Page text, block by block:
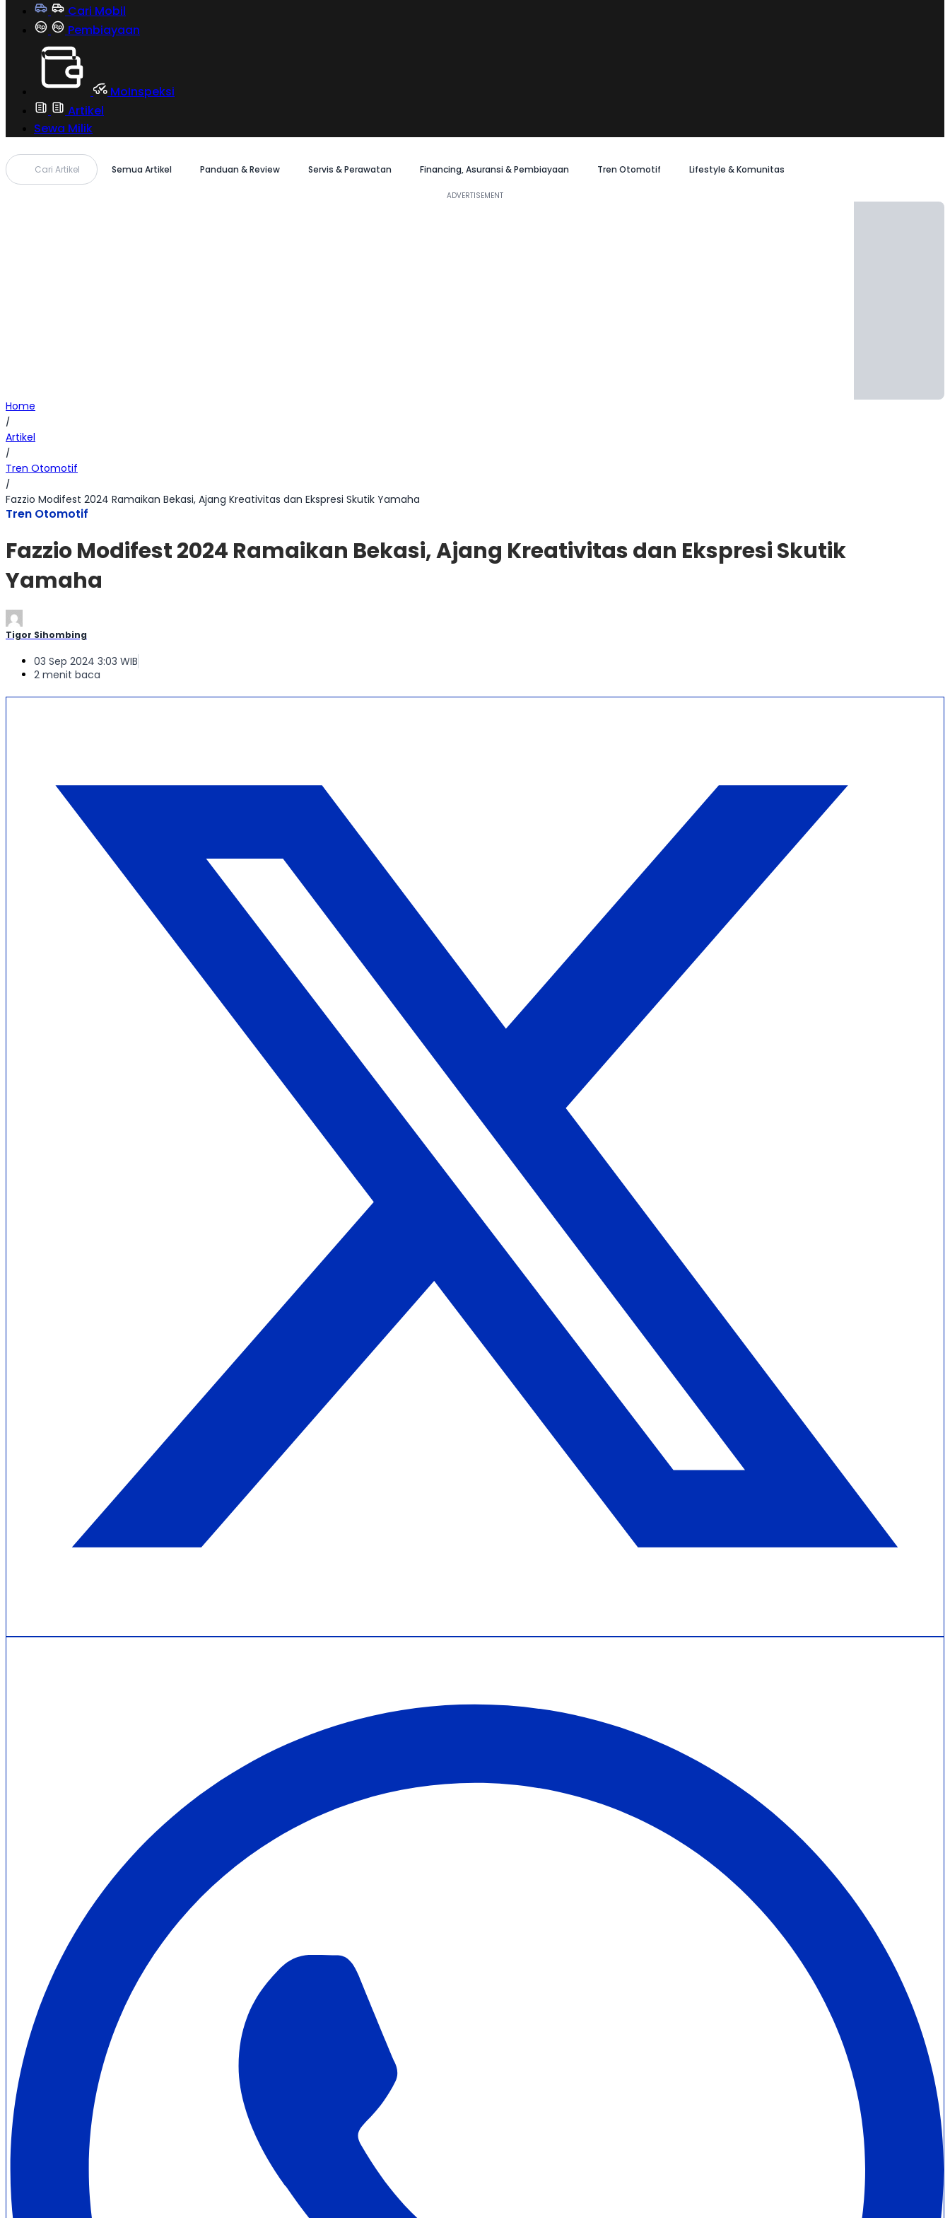
Cari Mobil
Pembiayaan
MoInspeksi
Artikel
Sewa Milik
Cari Artikel Semua Artikel Panduan & Review Servis & Perawatan Financing, Asuransi & Pembiayaan Tren Otomotif Lifestyle & Komunitas
Home
/
Artikel
/
Tren Otomotif
/
Fazzio Modifest 2024 Ramaikan Bekasi, Ajang Kreativitas dan Ekspresi Skutik Yamaha
Tren Otomotif
Fazzio Modifest 2024 Ramaikan Bekasi, Ajang Kreativitas dan Ekspresi Skutik
Yamaha
Tigor Sihombing
03 Sep 2024 3:03 WIB
2 menit baca